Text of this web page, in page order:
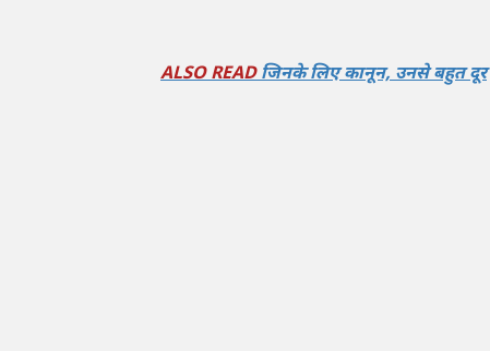
ALSO READजिनके लिए कानून, उनसे बहुत दूर